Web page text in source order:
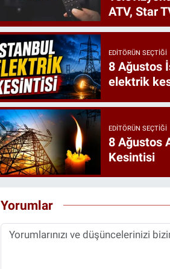
ATV, Star
EDITÖRÜN SEÇTIĞI
8 Ağustos
elektrik
EDITÖRÜN SEÇTIĞI
8 Ağustos
Kesintisi
Yorumlar